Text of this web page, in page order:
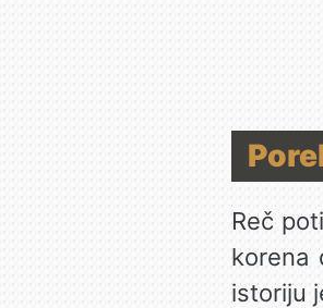
Reč
korena
istoriju